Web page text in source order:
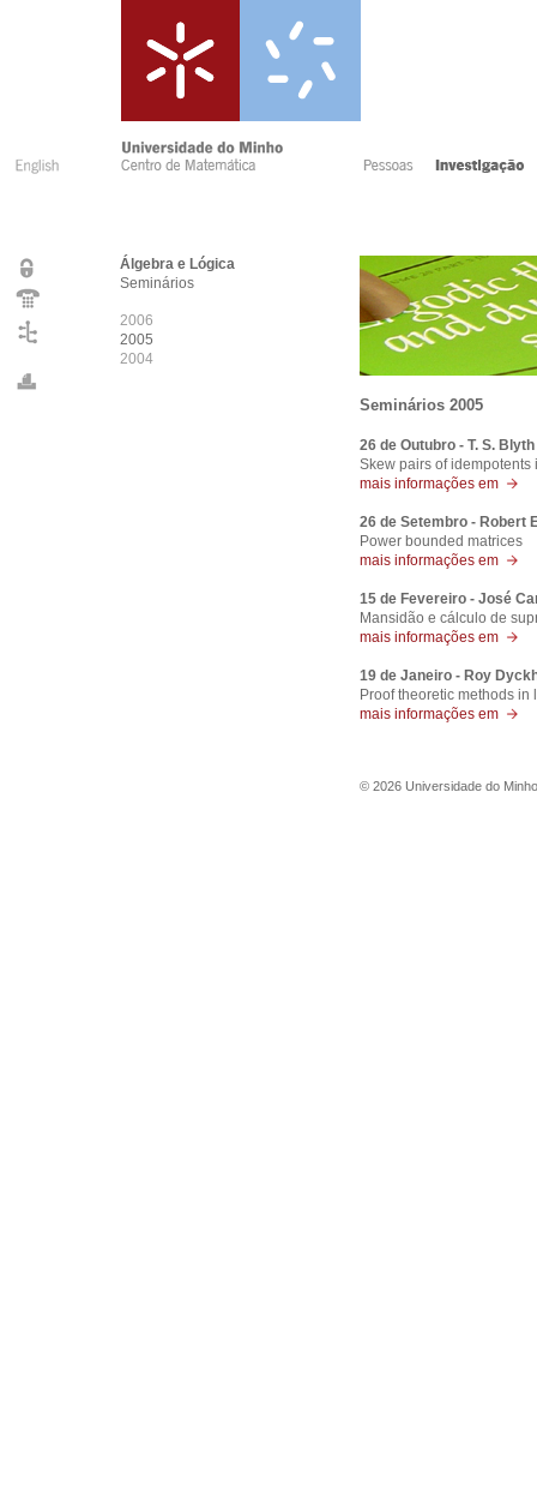
Álgebra e Lógica
Seminários
2006
2005
2004
Seminários 2005
26 de Outubro - T. S. Blyth
Skew pairs of
mais informações em
26 de Setembro - Robert
Power bounded matrices
mais informações em
15 de Fevereiro - José
Mansidão e cálculo de
mais informações em
19 de Janeiro - Roy
Proof theoretic methods in
mais informações em
© 2026 Universidade do Minho